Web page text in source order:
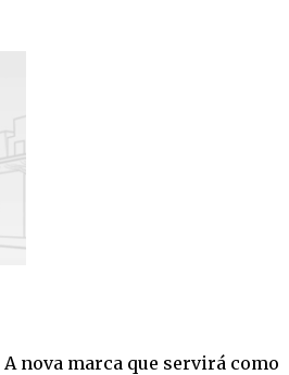
nova marca que servirá como